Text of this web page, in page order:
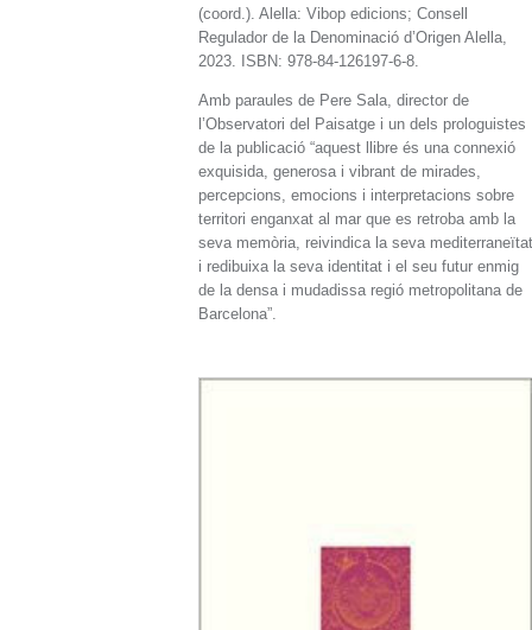
(coord.). Alella: Vibop edicions; Consell
Regulador de la Denominació d’Origen Alella,
2023. ISBN: 978-84-126197-6-8.
Amb paraules de Pere Sala, director de
l’Observatori del Paisatge i un dels prologuistes
de la publicació “aquest llibre és una connexió
exquisida, generosa i vibrant de mirades,
percepcions, emocions i interpretacions sobre
territori enganxat al mar que es retroba amb la
seva memòria, reivindica la seva mediterraneïtat
i redibuixa la seva identitat i el seu futur enmig
de la densa i mudadissa regió metropolitana de
Barcelona”.